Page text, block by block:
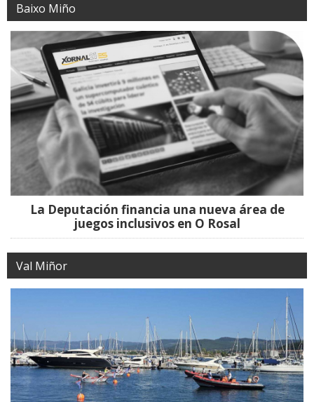
Baixo Miño
La Deputación financia una nueva área de
juegos inclusivos en O Rosal
Val Miñor